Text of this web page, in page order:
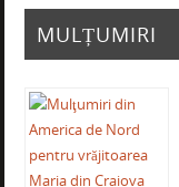
MULȚUMIRI